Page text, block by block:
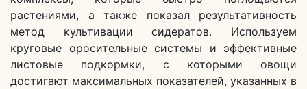
растениями, а также показал результативность
метод культивации сидератов. Используем
круговые оросительные системы и эффективные
листовые подкормки, с которыми овощи
достигают максимальных показателей, указанных в